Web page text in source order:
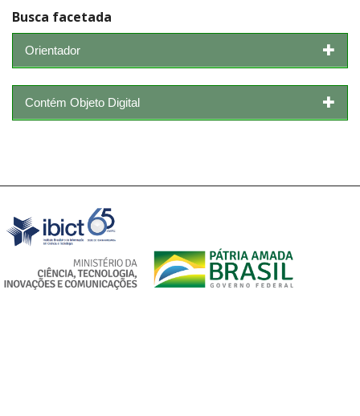
Busca facetada
Orientador
Contém Objeto Digital